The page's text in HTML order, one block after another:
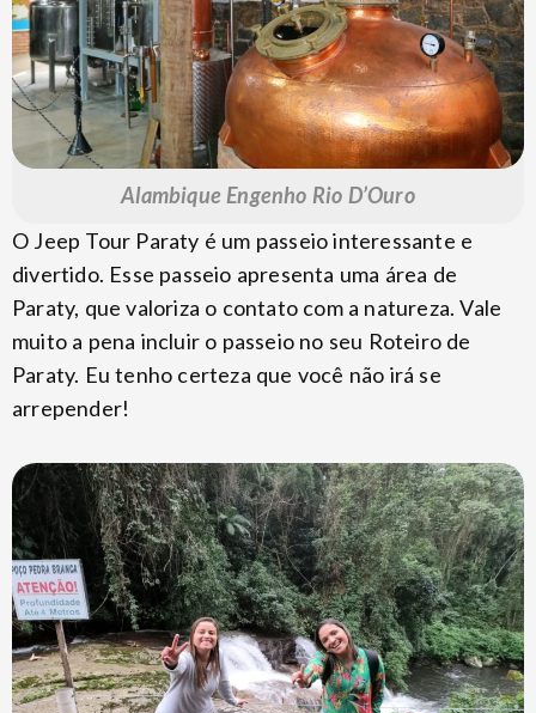
Alambique Engenho Rio D’Ouro
O Jeep Tour Paraty é um passeio interessante e
divertido. Esse passeio apresenta uma área de
Paraty, que valoriza o contato com a natureza. Vale
muito a pena incluir o passeio no seu Roteiro de
Paraty. Eu tenho certeza que você não irá se
arrepender!